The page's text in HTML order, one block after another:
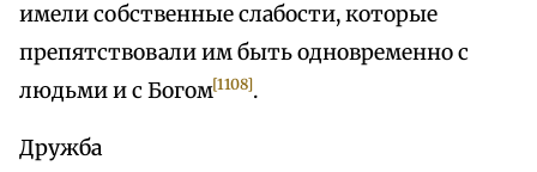
имели собственные слабости, которые
препятствовали им быть одновременно с
людьми и с Богом[1108].
Дружба